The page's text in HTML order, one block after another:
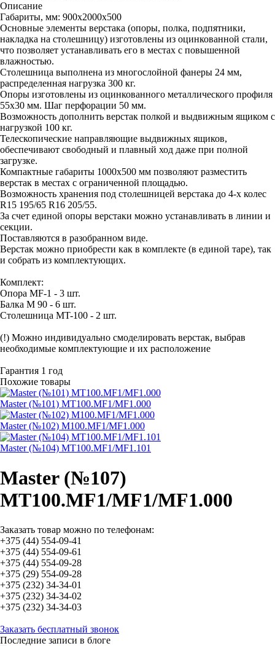
Описание
Габариты, мм: 900x2000x500
Основные элементы верстака (опоры, полка, подпятники,
накладка на столешницу) изготовлены из оцинкованной стали,
что позволяет устанавливать его в местах с повышенной
влажностью.
Столешница выполнена из многослойной фанеры 24 мм,
распределенная нагрузка 300 кг.
Опоры изготовлены из оцинкованного металлического профиля
55х30 мм. Шаг перфорации 50 мм.
Возможность дополнить верстак полкой и выдвижным ящиком с
нагрузкой 100 кг.
Телескопические направляющие выдвижных ящиков,
обеспечивают свободный и плавный ход даже при полной
загрузке.
Компактные габариты 1000х500 мм позволяют разместить
верстак в местах с ограниченной площадью.
Возможность хранения под столешницей верстака до 4-х колес
R15 195/65 R16 205/55.
За счет единой опоры верстаки можно устанавливать в линии и
секции.
Поставляются в разобранном виде.
Верстак можно приобрести как в комплекте (в единой таре), так
и собрать из комплектующих.
Комплект:
Опора МF-1 - 3 шт.
Балка M 90 - 6 шт.
Столешница МT-100 - 2 шт.
(!) Можно индивидуально смоделировать верстак, выбрав
необходимые комплектующие и их расположение
Гарантия 1 год
Похожие товары
Master (№101) MT100.MF1/MF1.000
Master (№102) M100.MF1/MF1.000
Master (№104) MT100.MF1/MF1.101
Master (№107)
MT100.MF1/MF1/MF1.000
Заказать товар можно по телефонам:
+375 (44) 554-09-41
+375 (44) 554-09-61
+375 (44) 554-09-28
+375 (29) 554-09-28
+375 (232) 34-34-01
+375 (232) 34-34-02
+375 (232) 34-34-03
Заказать бесплатный звонок
Последние записи в блоге